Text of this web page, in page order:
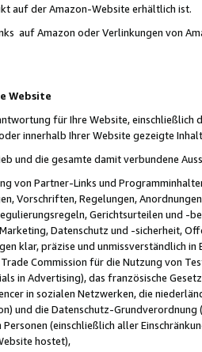
auf der Amazon-Website erhältlich ist.
auf Amazon oder Verlinkungen von
Website
für Ihre Website,
innerhalb Ihrer Website gezeigte
und die gesamte damit verbundene
von Partner-Links und
Vorschriften, Regelungen,
Gerichtsurteilen und -
Datenschutz und -sicherheit,
klar, präzise und unmissverständlich
Commission für die Nutzung von
in Advertising), das französische
in sozialen Netzwerken, die
und die Datenschutz-
(einschließlich aller
hostet),